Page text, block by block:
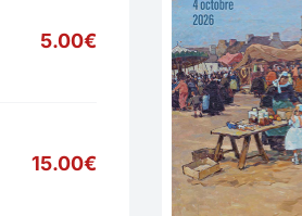
5.00€
15.00€